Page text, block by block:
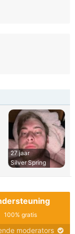
27 jaar
Silver Spring
100% gratis
moderators